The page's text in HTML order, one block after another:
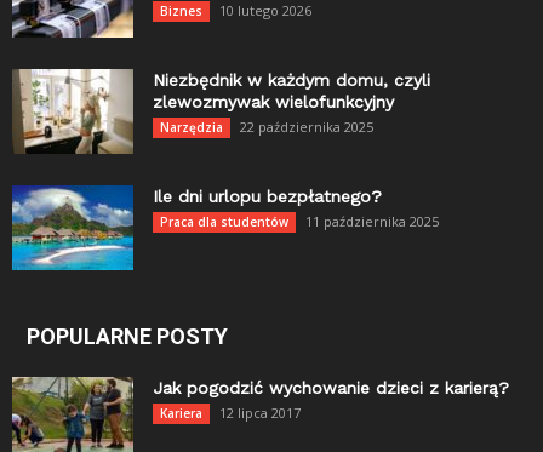
Biznes 10 lutego 2026
Niezbędnik w każdym domu, czyli
zlewozmywak wielofunkcyjny
Narzędzia 22 października 2025
Ile dni urlopu bezpłatnego?
Praca dla studentów 11 października 2025
POPULARNE POSTY
Jak pogodzić wychowanie dzieci z karierą?
Kariera 12 lipca 2017